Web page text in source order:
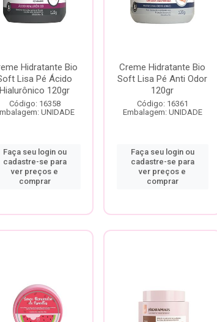
Hidratante Bio
Lisa Pé Ácido
Hialurônico 120gr
Código: 16358
UNIDADE
Faça seu login ou
cadastre-se para
ver preços e
comprar
Creme Hidratante Bio
Soft Lisa Pé Anti Odor
120gr
Código: 16361
Embalagem: UNIDADE
Faça seu login ou
cadastre-se para
ver preços e
comprar